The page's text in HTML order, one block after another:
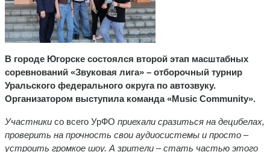
В городе Югорске состоялся второй этап масштабных
соревнований «Звуковая лига» – отборочный турнир
Уральского федерального округа по автозвуку.
Организатором выступила команда «Music Community».
Участники со всего УрФО приехали сразиться на децибелах,
проверить на прочность свои аудиосистемы и просто –
устроить громкое шоу. А зрители –стать частью этого